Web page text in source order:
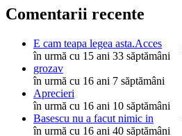
Comentarii recente
E cam teapa legea asta.Acces
în urmă cu 15 ani 33 săptămâni
grozav
în urmă cu 16 ani 7 săptămâni
Aprecieri
în urmă cu 16 ani 10 săptămâni
Basescu nu a facut nimic in
în urmă cu 16 ani 40 săptămâni